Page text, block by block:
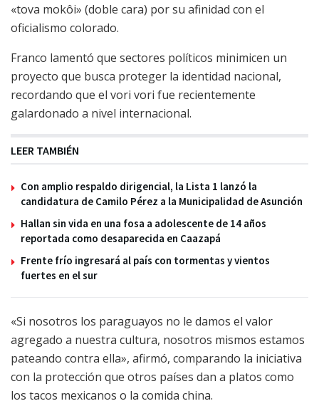
«tova mokôi» (doble cara) por su afinidad con el
oficialismo colorado.
Franco lamentó que sectores políticos minimicen un
proyecto que busca proteger la identidad nacional,
recordando que el vori vori fue recientemente
galardonado a nivel internacional.
LEER TAMBIÉN
Con amplio respaldo dirigencial, la Lista 1 lanzó la
candidatura de Camilo Pérez a la Municipalidad de Asunción
Hallan sin vida en una fosa a adolescente de 14 años
reportada como desaparecida en Caazapá
Frente frío ingresará al país con tormentas y vientos
fuertes en el sur
«Si nosotros los paraguayos no le damos el valor
agregado a nuestra cultura, nosotros mismos estamos
pateando contra ella», afirmó, comparando la iniciativa
con la protección que otros países dan a platos como
los tacos mexicanos o la comida china.